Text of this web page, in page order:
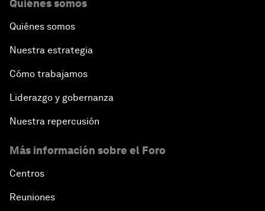
Quiénes somos
Quiénes somos
Nuestra estrategia
Cómo trabajamos
Liderazgo y gobernanza
Nuestra repercusión
Más información sobre el Foro
Centros
Reuniones